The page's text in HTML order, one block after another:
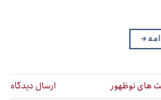
→
های نوظهور ارسال دیدگاه